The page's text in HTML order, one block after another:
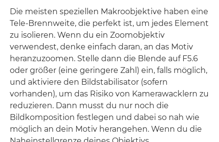
Die meisten speziellen Makroobjektive haben eine
Tele-Brennweite, die perfekt ist, um jedes Element
zu isolieren. Wenn du ein Zoomobjektiv
verwendest, denke einfach daran, an das Motiv
heranzuzoomen. Stelle dann die Blende auf F5.6
oder größer (eine geringere Zahl) ein, falls möglich,
und aktiviere den Bildstabilisator (sofern
vorhanden), um das Risiko von Kamerawacklern zu
reduzieren. Dann musst du nur noch die
Bildkomposition festlegen und dabei so nah wie
möglich an dein Motiv herangehen. Wenn du die